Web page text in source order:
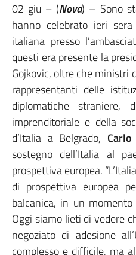
02 giu – (Nova) – Sono
hanno celebrato ieri
italiana presso
questi era presente la
Gojkovic, oltre che ministri
rappresentanti delle
diplomatiche straniere,
imprenditoriale e della
d’Italia a Belgrado,
sostegno dell’Italia al
prospettiva europea.
di prospettiva europea
balcanica, in un
Oggi siamo lieti di vedere
negoziato di adesione
complesso e difficile, ma